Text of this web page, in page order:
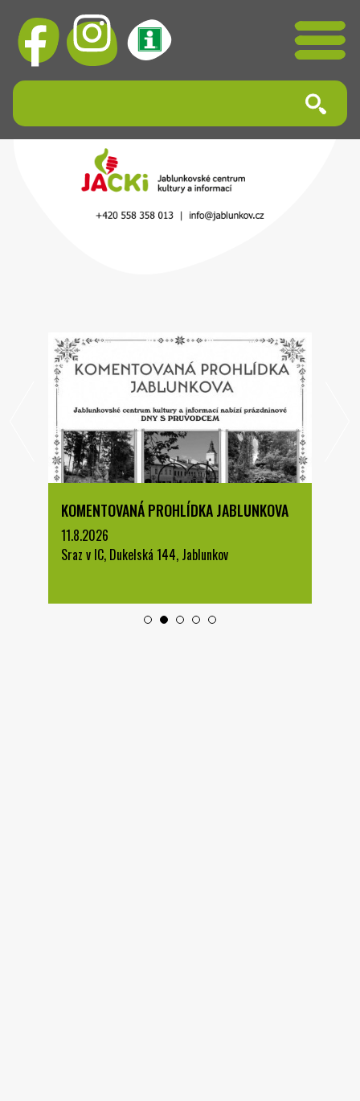
KOMENTOVANÁ PROHLÍDKA JABLUNKOVA
11.8.2026
Sraz v IC, Dukelská 144, Jablunkov